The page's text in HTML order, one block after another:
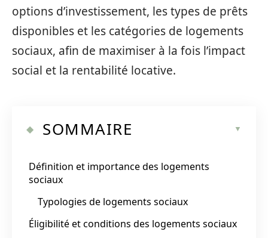
options d’investissement, les types de prêts
disponibles et les catégories de logements
sociaux, afin de maximiser à la fois l’impact
social et la rentabilité locative.
SOMMAIRE
Définition et importance des logements
sociaux
Typologies de logements sociaux
Éligibilité et conditions des logements sociaux